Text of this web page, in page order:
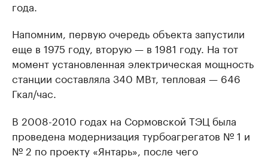
года.
Напомним, первую очередь объекта запустили
еще в 1975 году, вторую — в 1981 году. На тот
момент установленная электрическая мощность
станции составляла 340 МВт, тепловая — 646
Гкал/час.
В 2008-2010 годах на Сормовской ТЭЦ была
проведена модернизация турбоагрегатов № 1 и
№ 2 по проекту «Янтарь», после чего